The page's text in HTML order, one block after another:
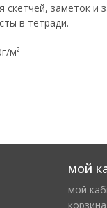
скетчей, заметок
в тетради.
м²
мой
мой
корзина